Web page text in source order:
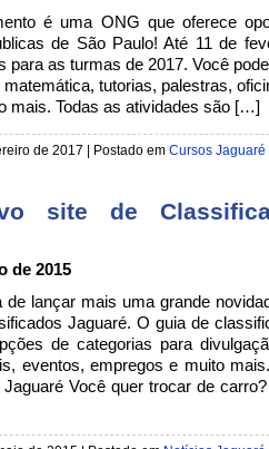
é uma ONG que oferece
de São Paulo! Até 11 de
para as turmas de 2017. Você
tutorias, palestras,
mais. Todas as atividades são […]
de 2017 | Postado em Cursos Jaguaré
site de
de 2015
de lançar mais uma grande
Jaguaré. O guia de
de categorias para
eventos, empregos e muito
Você quer trocar de